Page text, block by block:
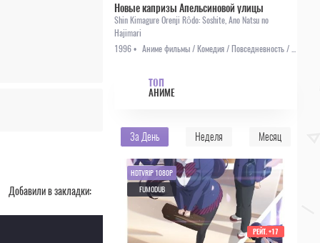
Добавили в закладки:
Новые капризы Апельсиновой улицы
Shin Kimagure Orenji Rôdo: Soshite, Ano Natsu no
Hajimari
1996 •
Аниме фильмы / Комедия / Повседневность / Романтика / Сёнэн
ТОП
АНИМЕ
За День Неделя Месяц
HDTVRIP 1080P
FUMODUB
РЕЙТ. +17